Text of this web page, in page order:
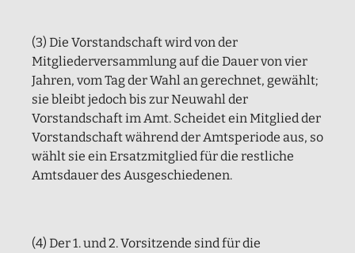
(3) Die Vorstandschaft wird von der
Mitgliederversammlung auf die Dauer von vier
Jahren, vom Tag der Wahl an gerechnet, gewählt;
sie bleibt jedoch bis zur Neuwahl der
Vorstandschaft im Amt. Scheidet ein Mitglied der
Vorstandschaft während der Amtsperiode aus, so
wählt sie ein Ersatzmitglied für die restliche
Amtsdauer des Ausgeschiedenen.
(4) Der 1. und 2. Vorsitzende sind für die